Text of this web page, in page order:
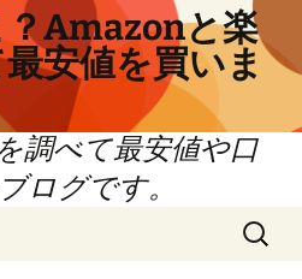
Amazonと楽
安値を買いま
調べて最安値や口
ログです。
検
索: